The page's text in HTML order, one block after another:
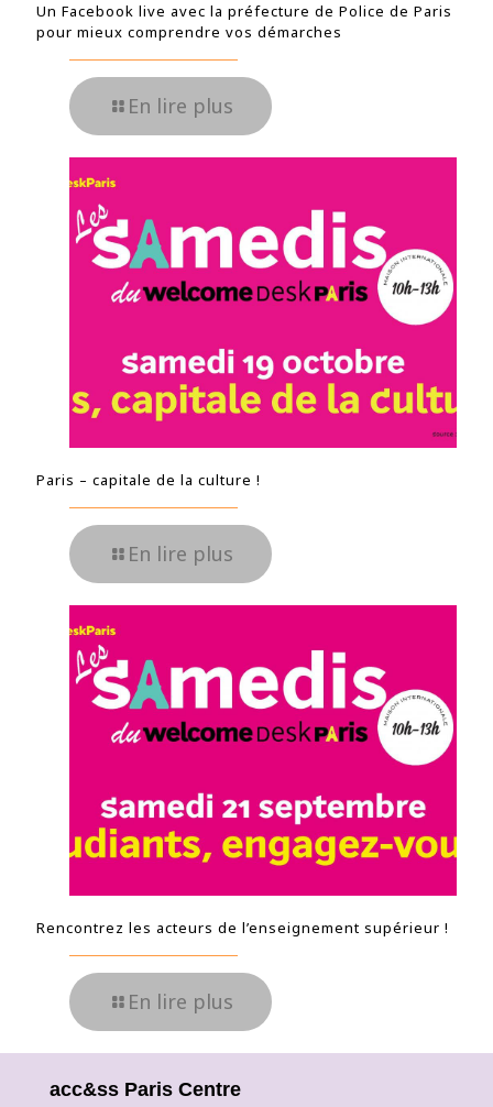
Un Facebook live avec la préfecture de Police de Paris
pour mieux comprendre vos démarches
En lire plus
Paris – capitale de la culture !
En lire plus
Rencontrez les acteurs de l’enseignement supérieur !
En lire plus
acc&ss Paris Centre